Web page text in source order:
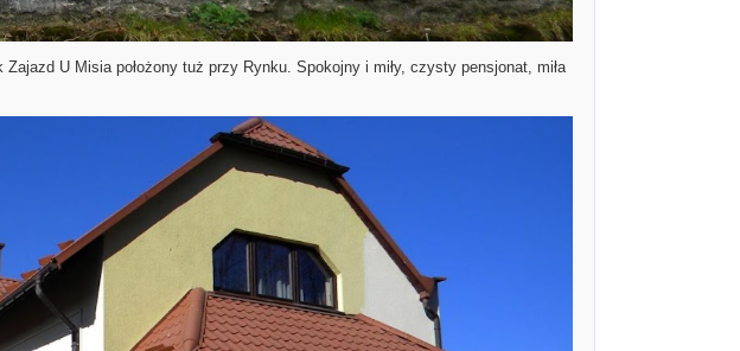
U Misia położony tuż przy Rynku. Spokojny i miły, czysty pensjonat, miła